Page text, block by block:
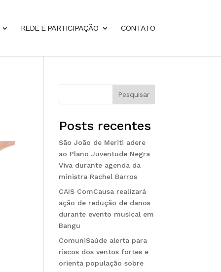
REDE E PARTICIPAÇÃO CONTATO
Pesquisar
Posts recentes
São João de Meriti adere
ao Plano Juventude Negra
Viva durante agenda da
ministra Rachel Barros
CAIS ComCausa realizará
ação de redução de danos
durante evento musical em
Bangu
ComuniSaúde alerta para
riscos dos ventos fortes e
orienta população sobre